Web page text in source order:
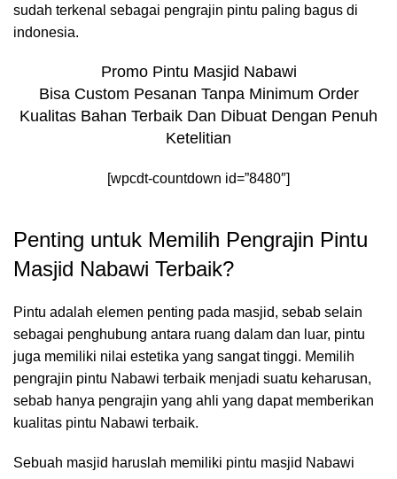
sudah terkenal sebagai pengrajin pintu paling bagus di
indonesia.
Promo Pintu Masjid Nabawi
Bisa Custom Pesanan Tanpa Minimum Order
Kualitas Bahan Terbaik Dan Dibuat Dengan Penuh
Ketelitian
[wpcdt-countdown id=”8480″]
Penting untuk Memilih Pengrajin Pintu
Masjid Nabawi Terbaik?
Pintu adalah elemen penting pada masjid, sebab selain
sebagai penghubung antara ruang dalam dan luar, pintu
juga memiliki nilai estetika yang sangat tinggi. Memilih
pengrajin pintu Nabawi terbaik menjadi suatu keharusan,
sebab hanya pengrajin yang ahli yang dapat memberikan
kualitas pintu Nabawi terbaik.
Sebuah masjid haruslah memiliki pintu masjid Nabawi